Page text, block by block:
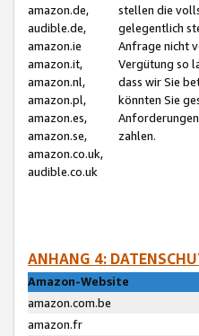
amazon.de,
audible.de,
amazon.ie
amazon.it,
amazon.nl,
amazon.pl,
amazon.es,
amazon.se,
amazon.co.uk,
audible.co.uk
stellen die
gelegentlich
Anfrage nicht
Vergütung so
dass wir Sie
könnten Sie
zahlen.
ANHANG 4:
Amazon-Website
amazon.com.be
amazon.fr